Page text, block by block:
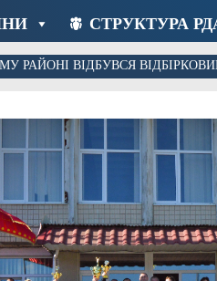
СТРУКТУРА
РАЙОНІ ВІДБУВСЯ